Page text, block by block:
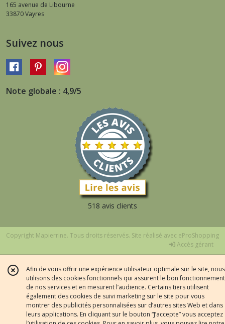
165 avenue de Libourne
33870Vayres
Suivez nous
Note globale : 4,9/5
518 avis clients
Copyright Mapierrine. Tous droits réservés. Site réalisé avec eProShopping
Accès gérant
Afin de vous offrir une expérience utilisateur optimale sur le site, nous
utilisons des cookies fonctionnels qui assurent le bon fonctionnement
de nos services et en mesurent l’audience. Certains tiers utilisent
également des cookies de suivi marketing sur le site pour vous
montrer des publicités personnalisées sur d’autres sites Web et dans
leurs applications. En cliquant sur le bouton “J’accepte” vous acceptez